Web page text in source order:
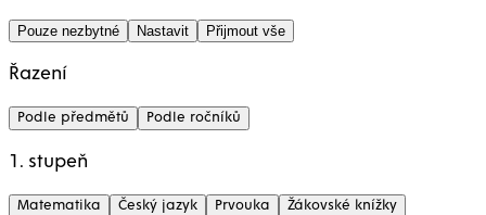
Pouze nezbytné Nastavit Přijmout vše
Řazení
Podle předmětů Podle ročníků
1. stupeň
Matematika Český jazyk Prvouka Žákovské knížky